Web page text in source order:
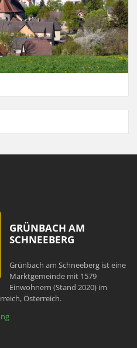
GRÜNBACH AM
SCHNEEBERG
Grünbach am Schneeberg ist eine
Marktgemeinde mit 1579
Einwohnern (Stand 2020) im
Österreich.